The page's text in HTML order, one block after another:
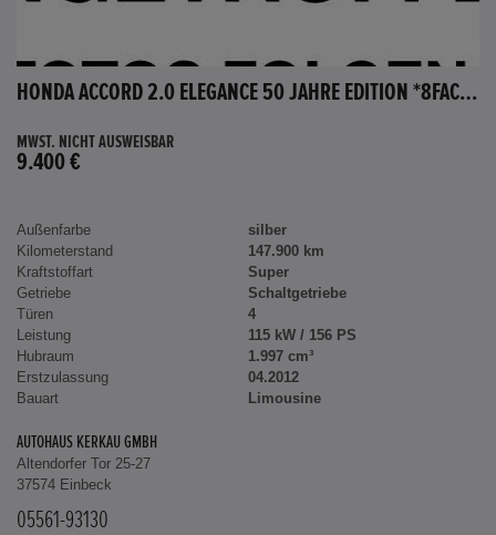
HONDA ACCORD 2.0 ELEGANCE 50 JAHRE EDITION *8FACH BEREIFT*
MWST. NICHT AUSWEISBAR
9.400 €
Außenfarbe
silber
Kilometerstand
147.900 km
Kraftstoffart
Super
Getriebe
Schaltgetriebe
Türen
4
Leistung
115 kW / 156 PS
Hubraum
1.997 cm³
Erstzulassung
04.2012
Bauart
Limousine
AUTOHAUS KERKAU GMBH
Altendorfer Tor 25-27
37574 Einbeck
05561-93130